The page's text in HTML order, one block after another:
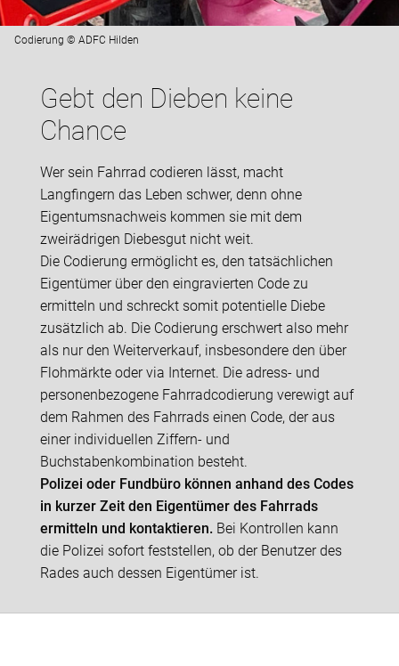
Codierung © ADFC Hilden
Gebt den Dieben keine
Chance
Wer sein Fahrrad codieren lässt, macht
Langfingern das Leben schwer, denn ohne
Eigentumsnachweis kommen sie mit dem
zweirädrigen Diebesgut nicht weit.
Die Codierung ermöglicht es, den tatsächlichen
Eigentümer über den eingravierten Code zu
ermitteln und schreckt somit potentielle Diebe
zusätzlich ab. Die Codierung erschwert also mehr
als nur den Weiterverkauf, insbesondere den über
Flohmärkte oder via Internet. Die adress- und
personenbezogene Fahrradcodierung verewigt auf
dem Rahmen des Fahrrads einen Code, der aus
einer individuellen Ziffern- und
Buchstabenkombination besteht.
Polizei oder Fundbüro können anhand des Codes
in kurzer Zeit den Eigentümer des Fahrrads
ermitteln und kontaktieren.Bei Kontrollen kann
die Polizei sofort feststellen, ob der Benutzer des
Rades auch dessen Eigentümer ist.